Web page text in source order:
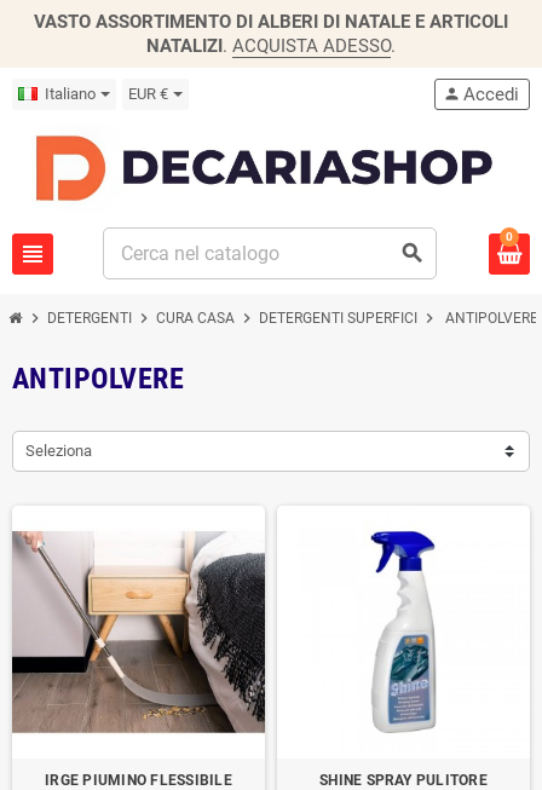
VASTO ASSORTIMENTO DI ALBERI DI NATALE E ARTICOLI
NATALIZI. ACQUISTA ADESSO.
Italiano EUR €
view_headline search
person Accedi
0
chevron_right DETERGENTI chevron_right CURA CASA chevron_right DETERGENTI SUPERFICI chevron_right ANTIPOLVERE
ANTIPOLVERE
Seleziona
IRGE PIUMINO FLESSIBILE
SHINE SPRAY PULITORE